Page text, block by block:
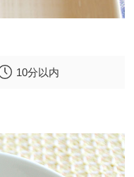
10分以内